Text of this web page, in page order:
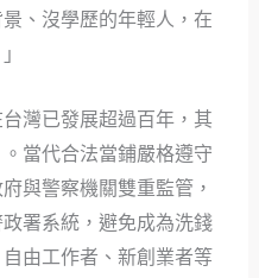
、沒學歷的年輕人，在
灣已發展超過百年，其
當代合法當鋪嚴格遵守
與警察機關雙重監管，
署系統，避免成為洗錢
由工作者、新創業者等